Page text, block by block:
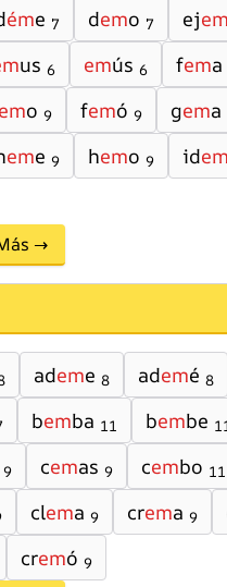
éme 7 demo 7 ejem
us 6 emús 6 fema
emo 9 femó 9 gema
eme 9 hemo 9 idem
→
ademe 8 ademé 8
bemba 11 bembe
9 cemas 9 cembo 11
clema 9 crema 9
cremó 9